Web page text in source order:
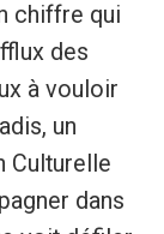
chiffre qui
des
à vouloir
un
Culturelle
dans